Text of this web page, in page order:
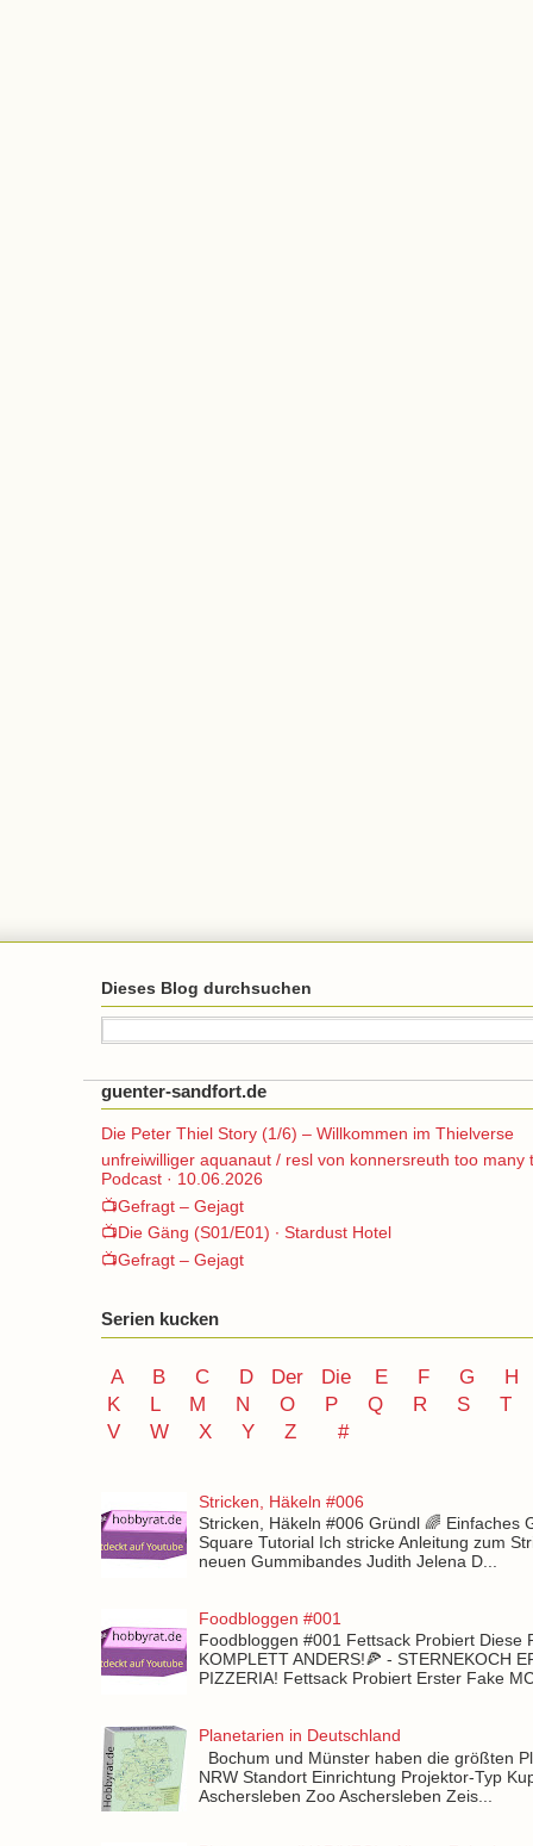
Dieses Blog durchsuchen
guenter-sandfort.de
Die Peter Thiel Story (1/6) – Willkommen im Thielverse
unfreiwilliger aquanaut / resl von konnersreuth too many
Podcast · 10.06.2026
📺Gefragt – Gejagt
📺Die Gäng (S01/E01) ∙ Stardust Hotel
📺Gefragt – Gejagt
Serien kucken
A B C D Der Die E F G
H
K
L M N O P Q R S
T
V
W X Y Z #
Stricken, Häkeln #006
Stricken, Häkeln #006 Gründl 🌈 Einfaches
Square Tutorial Ich stricke Anleitung zum
neuen Gummibandes Judith Jelena D...
Foodbloggen #001
Foodbloggen #001 Fettsack Probiert Diese
KOMPLETT ANDERS!🍕 - STERNEKOCH
PIZZERIA! Fettsack Probiert Erster Fake
Planetarien in Deutschland
Bochum und Münster haben die größten
NRW Standort Einrichtung Projektor-Typ
Aschersleben Zoo Aschersleben Zeis...